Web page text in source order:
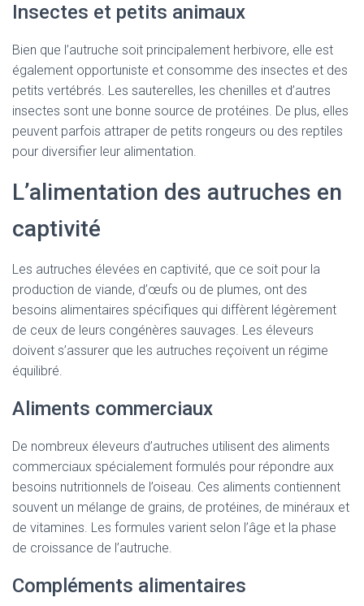
Insectes et petits animaux
Bien que l’autruche soit principalement herbivore, elle est
également opportuniste et consomme des insectes et des
petits vertébrés. Les sauterelles, les chenilles et d’autres
insectes sont une bonne source de protéines. De plus, elles
peuvent parfois attraper de petits rongeurs ou des reptiles
pour diversifier leur alimentation.
L’alimentation des autruches en
captivité
Les autruches élevées en captivité, que ce soit pour la
production de viande, d’œufs ou de plumes, ont des
besoins alimentaires spécifiques qui diffèrent légèrement
de ceux de leurs congénères sauvages. Les éleveurs
doivent s’assurer que les autruches reçoivent un régime
équilibré.
Aliments commerciaux
De nombreux éleveurs d’autruches utilisent des aliments
commerciaux spécialement formulés pour répondre aux
besoins nutritionnels de l’oiseau. Ces aliments contiennent
souvent un mélange de grains, de protéines, de minéraux et
de vitamines. Les formules varient selon l’âge et la phase
de croissance de l’autruche.
Compléments alimentaires